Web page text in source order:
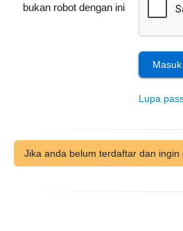
bukan robot dengan ini
Lupa
Jika anda belum terdaftar dan ingin